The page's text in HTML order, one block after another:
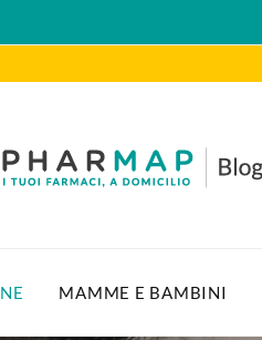
MAMME E BAMBINI